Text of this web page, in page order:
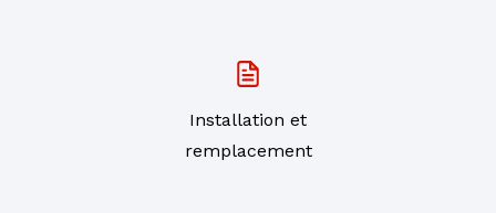
Installation et
remplacement